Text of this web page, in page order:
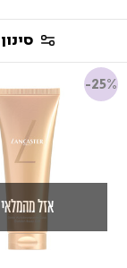
סינון
אזל מהמלאי
-25%